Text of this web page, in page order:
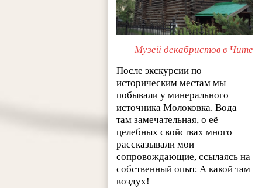
Музей декабристов в Чите
После экскурсии по
историческим местам мы
побывали у минерального
источника Молоковка. Вода
там замечательная, о её
целебных свойствах много
рассказывали мои
сопровождающие, ссылаясь на
собственный опыт. А какой там
воздух!